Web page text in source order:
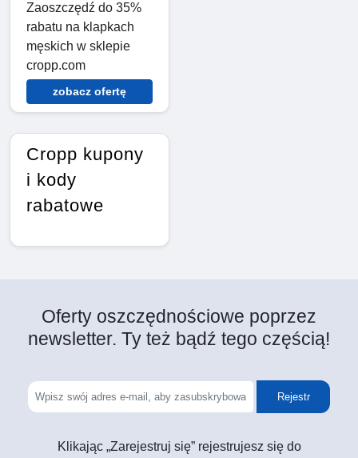
Zaoszczędź do 35%
rabatu na klapkach
męskich w sklepie
cropp.com
zobacz ofertę
Cropp kupony
i kody
rabatowe
Oferty oszczędnościowe poprzez
newsletter. Ty też bądź tego częścią!
Rejestr
Klikając „Zarejestruj się” rejestrujesz się do